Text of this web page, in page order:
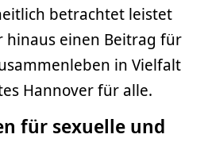
betrachtet leistet
einen Beitrag für
in Vielfalt
Hannover für alle.
für sexuelle und